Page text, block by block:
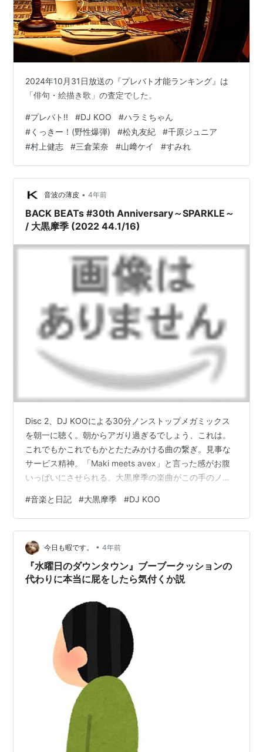
2024年10月31日放送の『プレバト才能ランキング』は
「俳句・絵描き歌」の査定でした。
#プレバト!! #DJ KOO #ハラミちゃん
#くっきー！(野性爆弾) #松丸友紀 #千原ジュニア
#村上健志 #三倉茉奈 #山﨑ケイ #すみれ
音波の薄皮 • 4年前
BACK BEATs #30th Anniversary～SPARKLE～
/ 大黒摩季 (2022 44.1/16)
Disc 2、DJ KOOによる30分ノンストップメガミックス
を朝一に聴く。朝からアガり過ぎるでしょう、これは。
これでもかこれでもかとたたみかける曲の繋ぎ。見事な
サービス精神。「Maki meets avex」と言った感がお腹
いっぱいにさせられる。大黒摩季の楽曲がこの手のノン
ぁ、この辺はDJ KOOの名はダテじゃないといったところ
なのでしょう。少し落ち気味だったバイタリティに活が
入りました。今日も地味な仕事に専念しよう。うむ。
#音楽と日記 #大黒摩季 #DJ KOO
今日も暇です。 • 4年前
『水曜日のダウンタウン』ブーブークッションの
代わりに本当に屁をしたら気付くか説